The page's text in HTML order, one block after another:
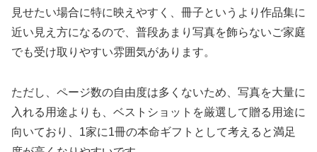
見せたい場合に特に映えやすく、冊子というより作品集に
近い見え方になるので、普段あまり写真を飾らないご家庭
でも受け取りやすい雰囲気があります。
ただし、ページ数の自由度は多くないため、写真を大量に
入れる用途よりも、ベストショットを厳選して贈る用途に
向いており、1家に1冊の本命ギフトとして考えると満足